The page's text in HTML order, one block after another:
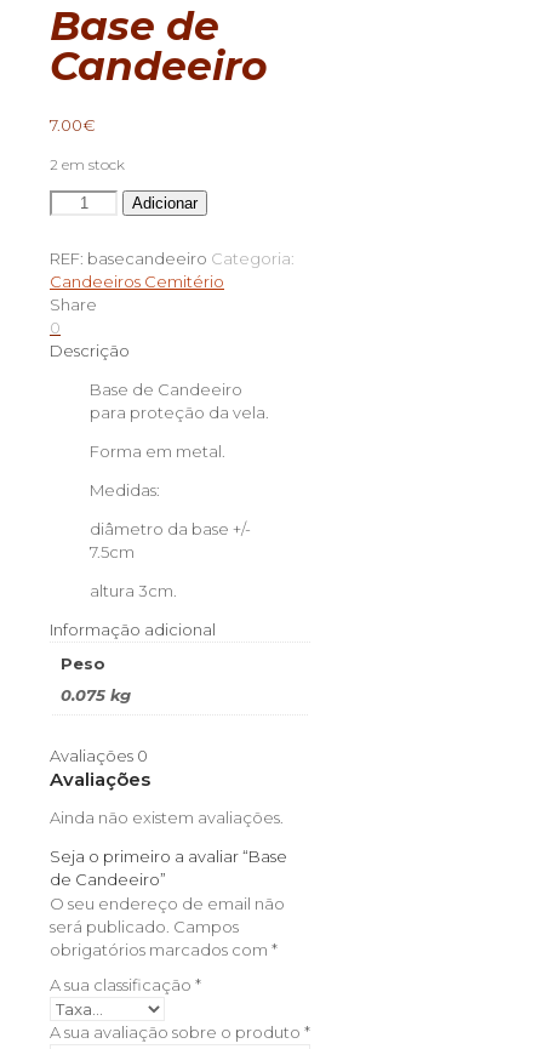
Base de
Candeeiro
7.00€
2 em stock
Quantidade
de
de
Candeeiro
Adicionar
REF: basecandeeiro Categoria:
Candeeiros Cemitério
Share
0
Descrição
Base de Candeeiro
para proteção da vela.
Forma em metal.
Medidas:
diâmetro da base +/-
7.5cm
altura 3cm.
Informação adicional
Peso
0.075 kg
Avaliações 0
Avaliações
Ainda não existem avaliações.
Seja o primeiro a avaliar “Base
de Candeeiro”
O seu endereço de email não
será publicado. Campos
obrigatórios marcados com *
A sua classificação *
A sua avaliação sobre o produto *